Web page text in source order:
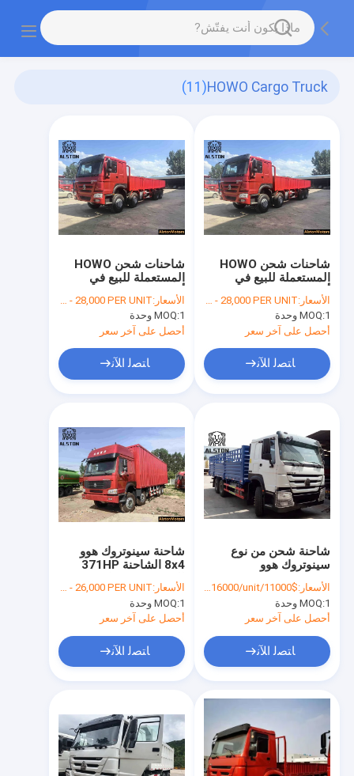
HOWO Cargo Truck
(11)
شاحنات شحن HOWO
المستعملة للبيع في
أفريقيا
الأسعار:FOB USD $17,000 - 28,000 PER UNIT
MOQ:1 وحدة
أحصل على آخر سعر
ﺎﺘﺼﻟ ﺍﻶﻧ
شاحنات شحن HOWO
المستعملة للبيع في
أفريقيا
الأسعار:FOB USD $17,000 - 28,000 PER UNIT
MOQ:1 وحدة
أحصل على آخر سعر
ﺎﺘﺼﻟ ﺍﻶﻧ
شاحنة سينوتروك هوو
8x4 الشاحنة 371HP
للبيع في نيجيريا
الأسعار:FOB USD 18,000 - 26,000 PER UNIT
MOQ:1 وحدة
أحصل على آخر سعر
ﺎﺘﺼﻟ ﺍﻶﻧ
شاحنة شحن من نوع
سينوتروك هوو
الأسعار:$11000/unt-$16000/unit
MOQ:1 وحدة
أحصل على آخر سعر
ﺎﺘﺼﻟ ﺍﻶﻧ